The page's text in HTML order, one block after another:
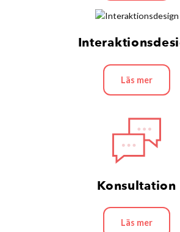
Läs mer
Konsultation
Läs mer